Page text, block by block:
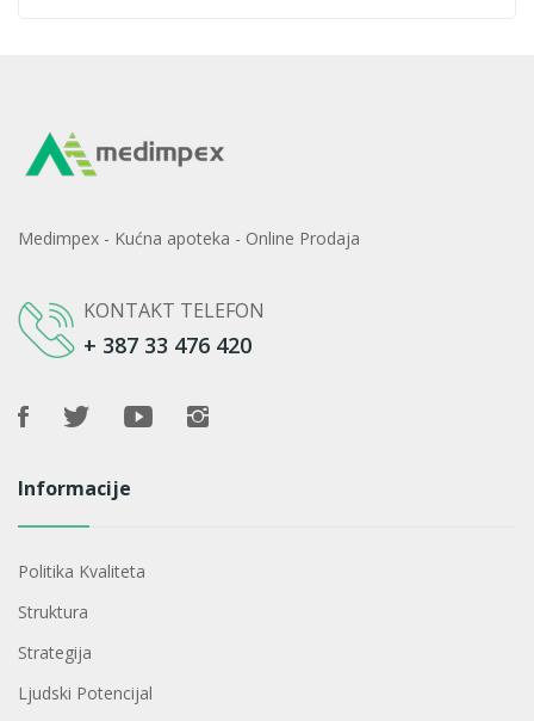
Medimpex - Kućna apoteka - Online Prodaja
KONTAKT TELEFON
+ 387 33 476 420
Informacije
Politika Kvaliteta
Struktura
Strategija
Ljudski Potencijal